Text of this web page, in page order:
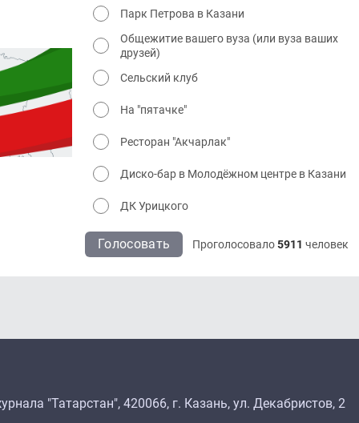
Парк Петрова в Казани
Общежитие вашего вуза (или вуза ваших
друзей)
Сельский клуб
На "пятачке"
Ресторан "Акчарлак"
Диско-бар в Молодёжном центре в Казани
ДК Урицкого
Голосовать Проголосовало5911 человек
"Татарстан", 420066, г. Казань, ул. Декабристов, 2